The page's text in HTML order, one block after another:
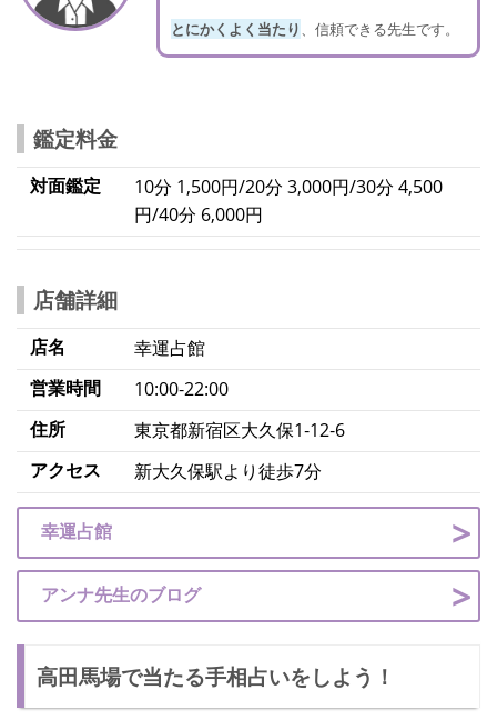
とにかくよく当たり、信頼できる先生です。
鑑定料金
対面鑑定
10分 1,500円/20分 3,000円/30分 4,500
円/40分 6,000円
店舗詳細
店名
幸運占館
営業時間
10:00‐22:00
住所
東京都新宿区大久保1‐12‐6
アクセス
新大久保駅より徒歩7分
幸運占館
アンナ先生のブログ
高田馬場で当たる手相占いをしよう！